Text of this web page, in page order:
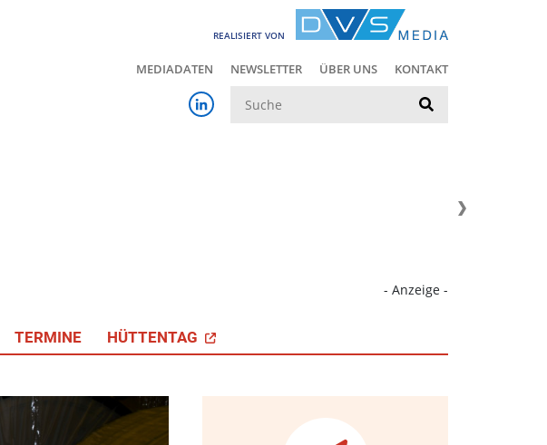
REALISIERT VON
MEDIADATEN NEWSLETTER ÜBER UNS KONTAKT
- Anzeige -
TERMINE HÜTTENTAG